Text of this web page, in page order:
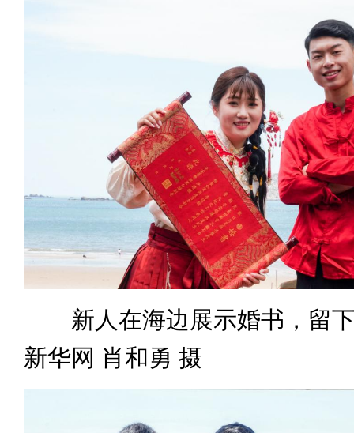
新人在海边展示婚书，留下
新华网 肖和勇 摄